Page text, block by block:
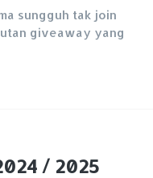
sungguh tak join
giveaway yang
/ 2025